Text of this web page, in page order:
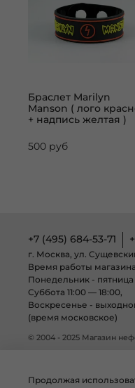
Браслет Marilyn
Manson ( лого
+ надпись желтая )
500 руб
+7 (495) 684-53-71
г. Москва, ул.
Время работы
Понедельник - пятница
Суббота 11:00 — 18:00,
Воскресенье -
(время московское)
© 2004 - 2025 Магазин
Продолжая